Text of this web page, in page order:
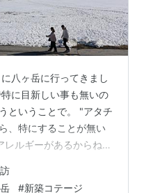
八ヶ岳に行ってきまし
に目新しい事も無いの
ということで。 "アタチ
、特にすることが無い
ルギーがあるからね。
落ち着くので行きたく
#新築コテージ